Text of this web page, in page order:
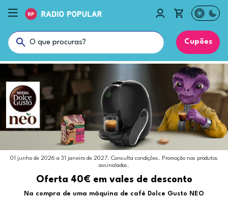
Cupões
01 junho de 2026 a 31 janeiro de 2027. Consulta condições. Promoção nos produtos
assinalados.
Oferta 40€ em vales de desconto
Na compra de uma máquina de café Dolce Gusto NEO